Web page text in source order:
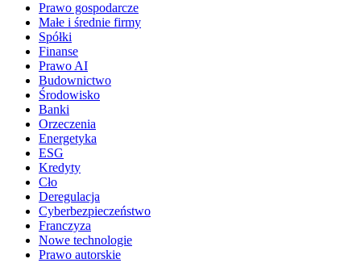
Prawo gospodarcze
Małe i średnie firmy
Spółki
Finanse
Prawo AI
Budownictwo
Środowisko
Banki
Orzeczenia
Energetyka
ESG
Kredyty
Cło
Deregulacja
Cyberbezpieczeństwo
Franczyza
Nowe technologie
Prawo autorskie